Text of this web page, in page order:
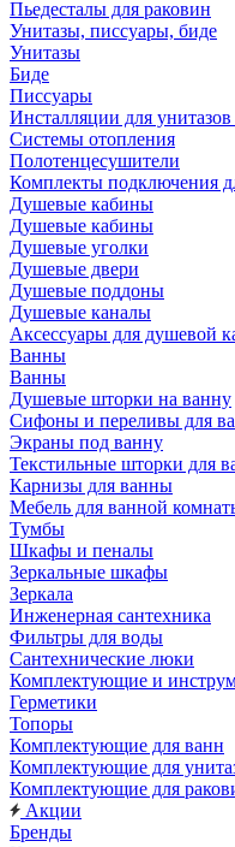
Пьедесталы для раковин
Унитазы, писсуары, биде
Унитазы
Биде
Писсуары
Инсталляции для
Системы отопления
Полотенцесушители
Комплекты подключения
Душевые кабины
Душевые кабины
Душевые уголки
Душевые двери
Душевые поддоны
Душевые каналы
Аксессуары для душевой
Ванны
Ванны
Душевые шторки на ванну
Сифоны и переливы для
Экраны под ванну
Текстильные шторки для
Карнизы для ванны
Мебель для ванной
Тумбы
Шкафы и пеналы
Зеркальные шкафы
Зеркала
Инженерная сантехника
Фильтры для воды
Сантехнические люки
Комплектующие и
Герметики
Топоры
Комплектующие для ванн
Комплектующие для
Комплектующие для
Акции
Бренды